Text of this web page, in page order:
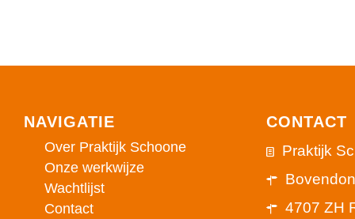
NAVIGATIE
Over Praktijk Schoone
Onze werkwijze
Wachtlijst
Contact
CONTACT
Praktijk
4707 ZH